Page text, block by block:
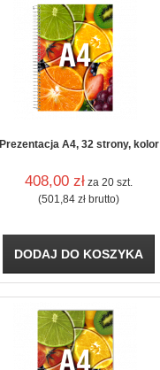
Prezentacja A4, 32 strony, kolor
408,00 zł za 20 szt.
(501,84 zł brutto)
DODAJ DO KOSZYKA